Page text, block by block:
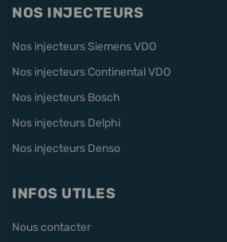
NOS INJECTEURS
Nos injecteurs Siemens VDO
Nos injecteurs Continental VDO
Nos injecteurs Bosch
Nos injecteurs Delphi
Nos injecteurs Denso
INFOS UTILES
Nous contacter